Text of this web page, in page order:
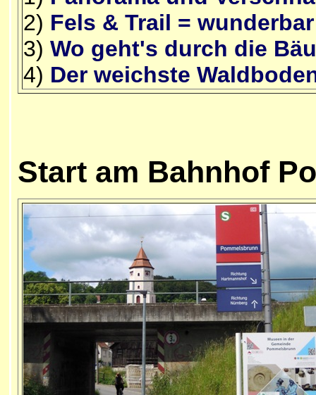
2) Fels & Trail =
3) Wo geht's durch die
4) Der weichste
Start am Bahnhof